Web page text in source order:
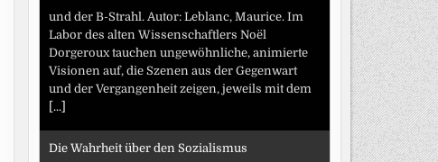
und der B-Strahl. Autor: Leblanc, Maurice. Im
Labor des alten Wissenschaftlers Noël
Dorgeroux tauchen ungewöhnliche, animierte
Visionen auf, die Szenen aus der Gegenwart
und der Vergangenheit zeigen, jeweils mit dem
[...]
Die Wahrheit über den Sozialismus